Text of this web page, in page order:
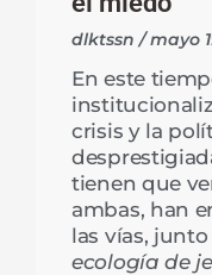
dlktssn mayo
En este
crisis y la
tienen que
ambas, han
las vías, junto
ecología de